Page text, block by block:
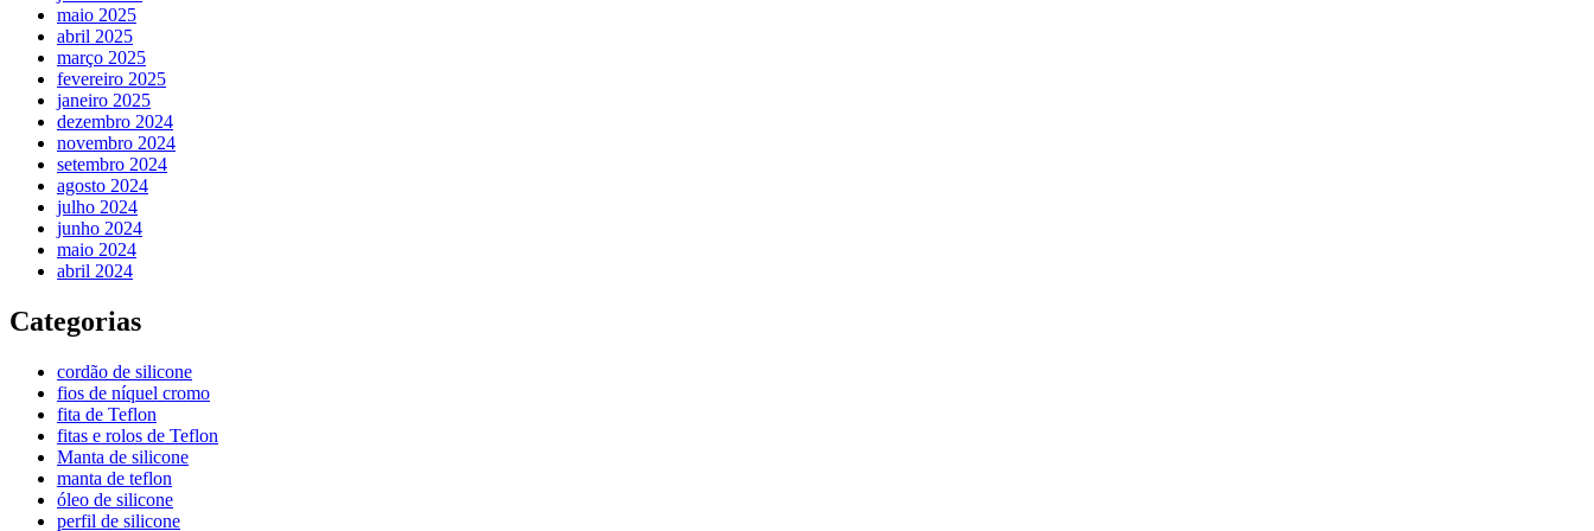
maio 2025
abril 2025
março 2025
fevereiro 2025
janeiro 2025
dezembro 2024
novembro 2024
setembro 2024
agosto 2024
julho 2024
junho 2024
maio 2024
abril 2024
Categorias
cordão de silicone
fios de níquel cromo
fita de Teflon
fitas e rolos de Teflon
Manta de silicone
manta de teflon
óleo de silicone
perfil de silicone